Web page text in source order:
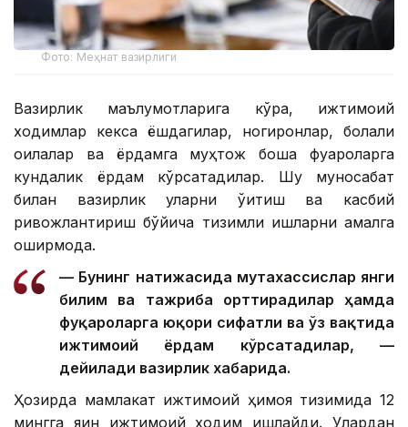
Фото: Меҳнат вазирлиги
Вазирлик маълумотларига кўра, ижтимоий
ходимлар кекса ёшдагилар, ногиронлар, болали
оилалар ва ёрдамга муҳтож бошқа фуқароларга
кундалик ёрдам кўрсатадилар. Шу муносабат
билан вазирлик уларни ўқитиш ва касбий
ривожлантириш бўйича тизимли ишларни амалга
оширмоқда.
— Бунинг натижасида мутахассислар янги
билим ва тажриба орттирадилар ҳамда
фуқароларга юқори сифатли ва ўз вақтида
ижтимоий ёрдам кўрсатадилар, —
дейилади вазирлик хабарида.
Ҳозирда мамлакат ижтимоий ҳимоя тизимида 12
мингга яқин ижтимоий ходим ишлайди. Улардан